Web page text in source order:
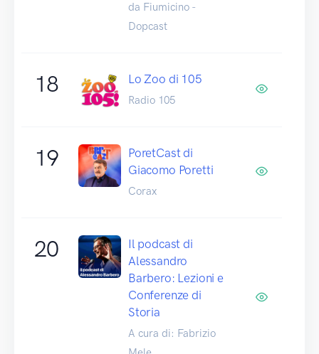
da Fiumicino -
Dopcast
18 Lo Zoo di 105
Radio 105
19
PoretCast di
Giacomo Poretti
Corax
20
Il podcast di
Alessandro
Barbero: Lezioni e
Conferenze di
Storia
A cura di: Fabrizio